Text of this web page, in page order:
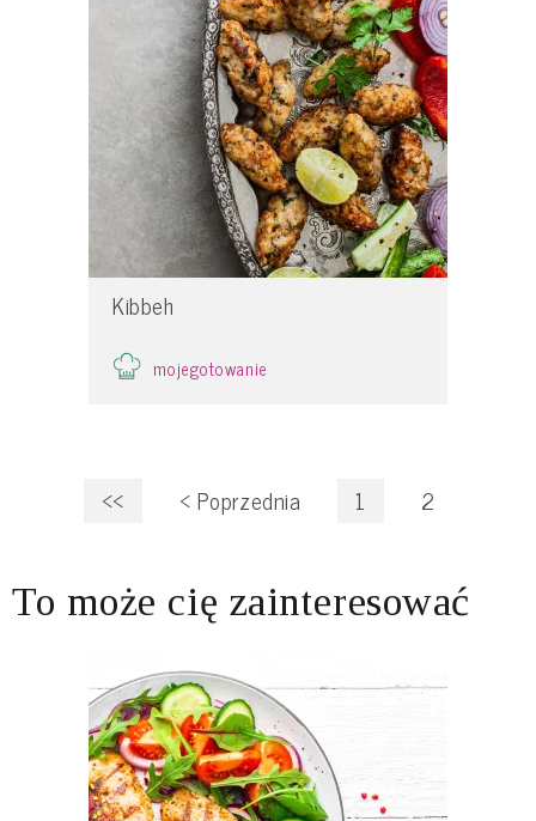
Kibbeh
mojegotowanie
<< < Poprzednia 1 2
To może cię zainteresować